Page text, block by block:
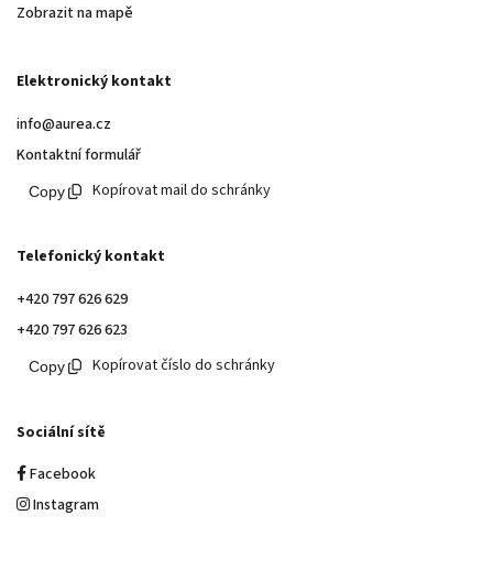
Zobrazit na mapě
Elektronický kontakt
info@aurea.cz
Kontaktní formulář
Kopírovat mail do schránky
Telefonický kontakt
+420 797 626 629
+420 797 626 623
Kopírovat číslo do schránky
Sociální sítě
Facebook
Instagram